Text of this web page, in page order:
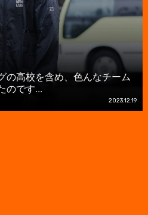
の高校を含め、色んなチーム
のです...
2023.12.19